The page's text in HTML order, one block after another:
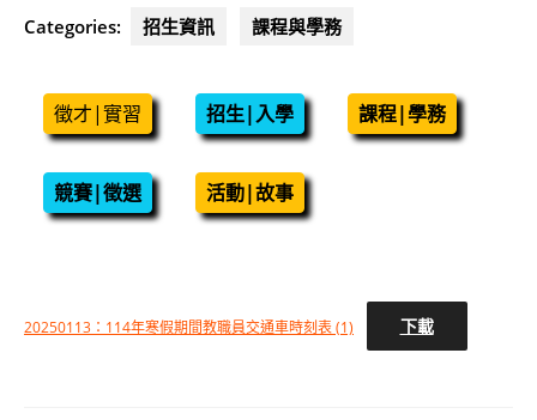
月
3
Categories: 招生資訊 課程與學務
徵才|實習 招生|入學 課程|學務
競賽|徵選 活動|故事
20250113：114年寒假期間教職員交通車時刻表 (1) 下載